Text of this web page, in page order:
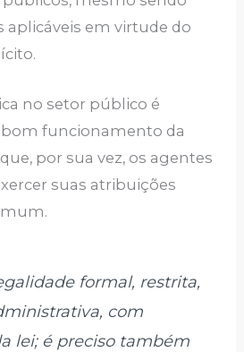
aplicáveis em virtude do
no setor público é
bom funcionamento da
por sua vez, os agentes
suas atribuições
formal, restrita,
com
lei; é preciso também